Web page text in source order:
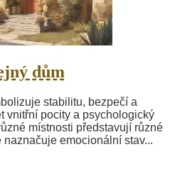
dům
stabilitu, bezpečí a
vnitřní pocity a psychologický
místnosti představují různé
emocionální stav...